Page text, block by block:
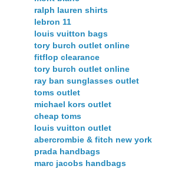
ralph lauren shirts
lebron 11
louis vuitton bags
tory burch outlet online
fitflop clearance
tory burch outlet online
ray ban sunglasses outlet
toms outlet
michael kors outlet
cheap toms
louis vuitton outlet
abercrombie & fitch new york
prada handbags
marc jacobs handbags